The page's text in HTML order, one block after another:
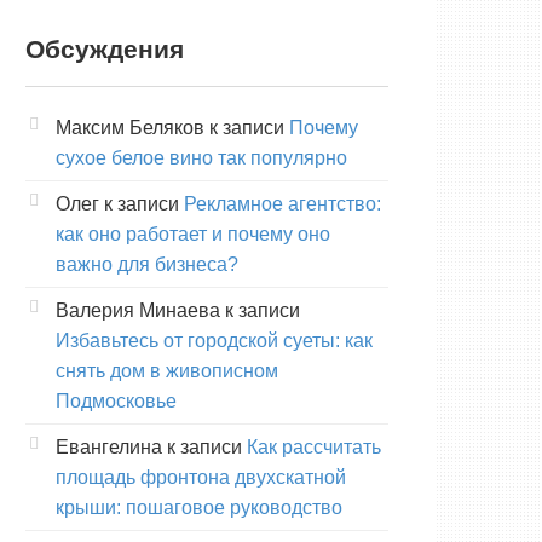
Обсуждения
Максим Беляков к записи Почему
сухое белое вино так популярно
Олег к записи Рекламное агентство:
как оно работает и почему оно
важно для бизнеса?
Валерия Минаева к записи
Избавьтесь от городской суеты: как
снять дом в живописном
Подмосковье
Евангелина к записи Как рассчитать
площадь фронтона двухскатной
крыши: пошаговое руководство